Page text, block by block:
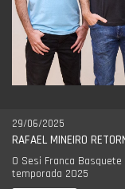
29/06/2025
RAFAEL MINEIRO
O Sesi Franca
temporada 2025